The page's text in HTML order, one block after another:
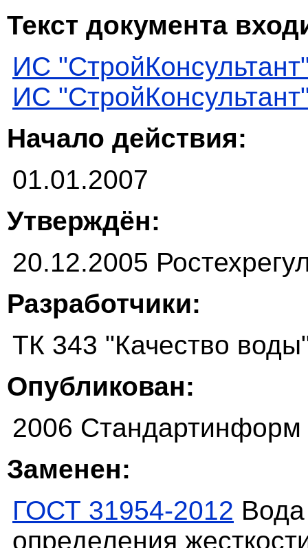
Текст документа
ИС
ИС
Начало действия:
01.01.2007
Утверждён:
20.12.2005
Разработчики:
ТК 343 "Качество
Опубликован:
2006 Стандартинформ
Заменен:
ГОСТ 31954-2012
определения